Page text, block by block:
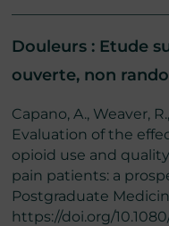
Douleurs : Etude
ouverte, non
Capano, A., Weaver,
Evaluation of the
opioid use and
pain patients: a
Postgraduate
https://doi.org/